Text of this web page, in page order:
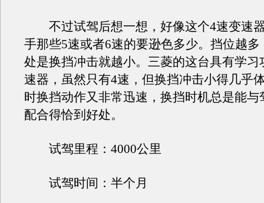
不过试驾后想一想，好像这个4速变速
手那些5速或者6速的要逊色多少。挡位越
处是换挡冲击就越小。三菱的这台具有学习
速器，虽然只有4速，但换挡冲击小得几乎
时换挡动作又非常迅速，换挡时机总是能与
配合得恰到好处。
试驾里程：4000公里
试驾时间：半个月